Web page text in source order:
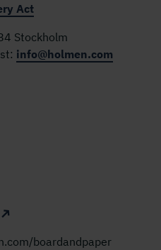
Act
Stockholm
info@holmen.com
boardandpaper